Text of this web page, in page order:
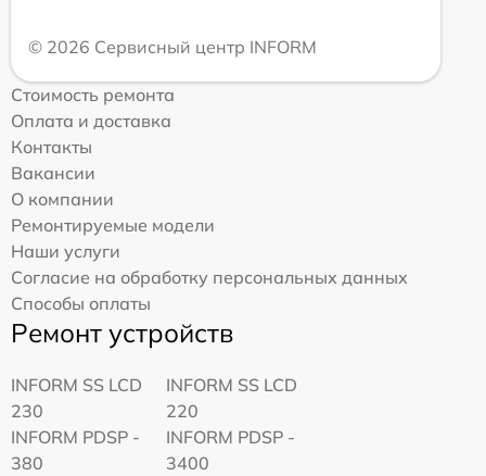
© 2026 Сервисный центр INFORM
Стоимость ремонта
Оплата и доставка
Контакты
Вакансии
О компании
Ремонтируемые модели
Наши услуги
Согласие на обработку персональных данных
Способы оплаты
Ремонт устройств
INFORM SS LCD
230
INFORM SS LCD
220
INFORM PDSP -
380
INFORM PDSP -
3400